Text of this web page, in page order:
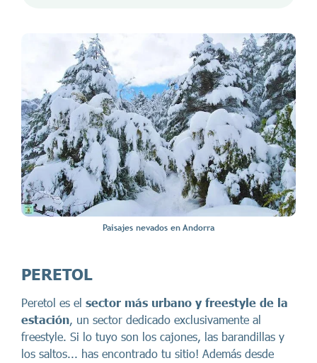
Paisajes nevados en Andorra
PERETOL
Peretol es el sector más urbano y freestyle de la
estación, un sector dedicado exclusivamente al
freestyle. Si lo tuyo son los cajones, las barandillas y
los saltos... has encontrado tu sitio! Además desde